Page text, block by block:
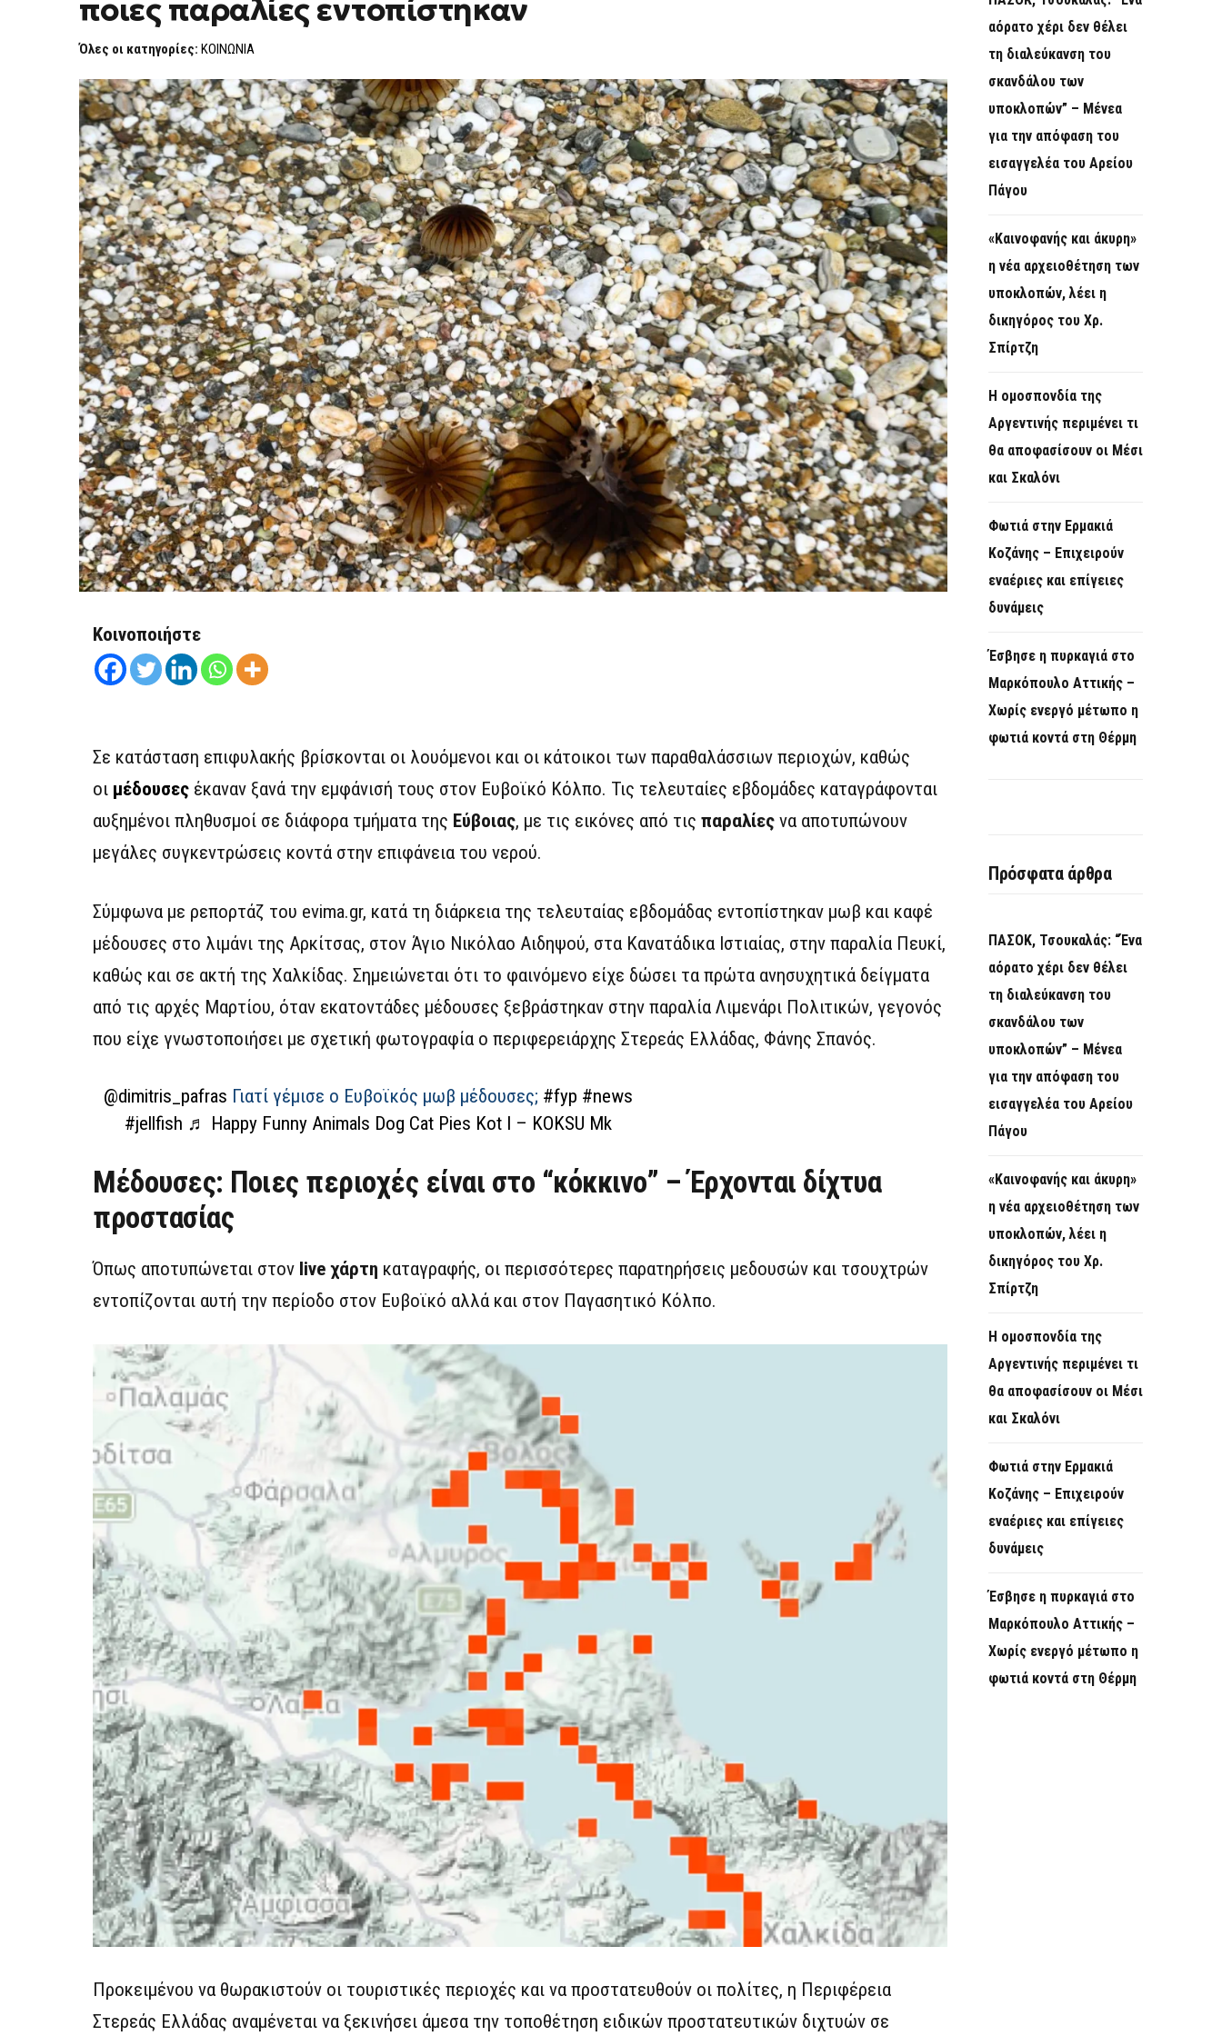
ΕΠΈΣΤΡΕΨΑΝ
ΟΙ
–
ΠΟΙΕΣ
ΠΑΡΑΛΊΕΣ
ΕΝΤΟΠΊΣΤΗΚΑΝ
ποιες παραλίες εντοπίστηκαν
Όλες οι κατηγορίες: ΚΟΙΝΩΝΙΑ
Κοινοποιήστε
Σε κατάσταση επιφυλακής βρίσκονται οι λουόμενοι και οι κάτοικοι των παραθαλάσσιων περιοχών, καθώς
οι μέδουσες έκαναν ξανά την εμφάνισή τους στον Ευβοϊκό Κόλπο. Τις τελευταίες εβδομάδες καταγράφονται
αυξημένοι πληθυσμοί σε διάφορα τμήματα της Εύβοιας, με τις εικόνες από τις παραλίες να αποτυπώνουν
μεγάλες συγκεντρώσεις κοντά στην επιφάνεια του νερού.
Σύμφωνα με ρεπορτάζ του evima.gr, κατά τη διάρκεια της τελευταίας εβδομάδας εντοπίστηκαν μωβ και καφέ
μέδουσες στο λιμάνι της Αρκίτσας, στον Άγιο Νικόλαο Αιδηψού, στα Κανατάδικα Ιστιαίας, στην παραλία Πευκί,
καθώς και σε ακτή της Χαλκίδας. Σημειώνεται ότι το φαινόμενο είχε δώσει τα πρώτα ανησυχητικά δείγματα
από τις αρχές Μαρτίου, όταν εκατοντάδες μέδουσες ξεβράστηκαν στην παραλία Λιμενάρι Πολιτικών, γεγονός
που είχε γνωστοποιήσει με σχετική φωτογραφία ο περιφερειάρχης Στερεάς Ελλάδας, Φάνης Σπανός.
@dimitris_pafras Γιατί γέμισε ο Ευβοϊκός μωβ μέδουσες; #fyp #news
#jellfish ♬ Happy Funny Animals Dog Cat Pies Kot I – KOKSU Mk
Μέδουσες: Ποιες περιοχές είναι στο “κόκκινο” – Έρχονται δίχτυα
προστασίας
Όπως αποτυπώνεται στον live χάρτη καταγραφής, οι περισσότερες παρατηρήσεις μεδουσών και τσουχτρών
εντοπίζονται αυτή την περίοδο στον Ευβοϊκό αλλά και στον Παγασητικό Κόλπο.
Προκειμένου να θωρακιστούν οι τουριστικές περιοχές και να προστατευθούν οι πολίτες, η Περιφέρεια
Στερεάς Ελλάδας αναμένεται να ξεκινήσει άμεσα την τοποθέτηση ειδικών προστατευτικών διχτυών σε
αόρατο χέρι δεν θέλει
τη διαλεύκανση του
σκανδάλου των
υποκλοπών” – Μένεα
για την απόφαση του
εισαγγελέα του Αρείου
Πάγου
«Καινοφανής και άκυρη»
η νέα αρχειοθέτηση των
υποκλοπών, λέει η
δικηγόρος του Χρ.
Σπίρτζη
Η ομοσπονδία της
Αργεντινής περιμένει τι
θα αποφασίσουν οι Μέσι
και Σκαλόνι
Φωτιά στην Ερμακιά
Κοζάνης – Επιχειρούν
εναέριες και επίγειες
δυνάμεις
Έσβησε η πυρκαγιά στο
Μαρκόπουλο Αττικής –
Χωρίς ενεργό μέτωπο η
φωτιά κοντά στη Θέρμη
Πρόσφατα άρθρα
ΠΑΣΟΚ, Τσουκαλάς: “Ένα
αόρατο χέρι δεν θέλει
τη διαλεύκανση του
σκανδάλου των
υποκλοπών” – Μένεα
για την απόφαση του
εισαγγελέα του Αρείου
Πάγου
«Καινοφανής και άκυρη»
η νέα αρχειοθέτηση των
υποκλοπών, λέει η
δικηγόρος του Χρ.
Σπίρτζη
Η ομοσπονδία της
Αργεντινής περιμένει τι
θα αποφασίσουν οι Μέσι
και Σκαλόνι
Φωτιά στην Ερμακιά
Κοζάνης – Επιχειρούν
εναέριες και επίγειες
δυνάμεις
Έσβησε η πυρκαγιά στο
Μαρκόπουλο Αττικής –
Χωρίς ενεργό μέτωπο η
φωτιά κοντά στη Θέρμη